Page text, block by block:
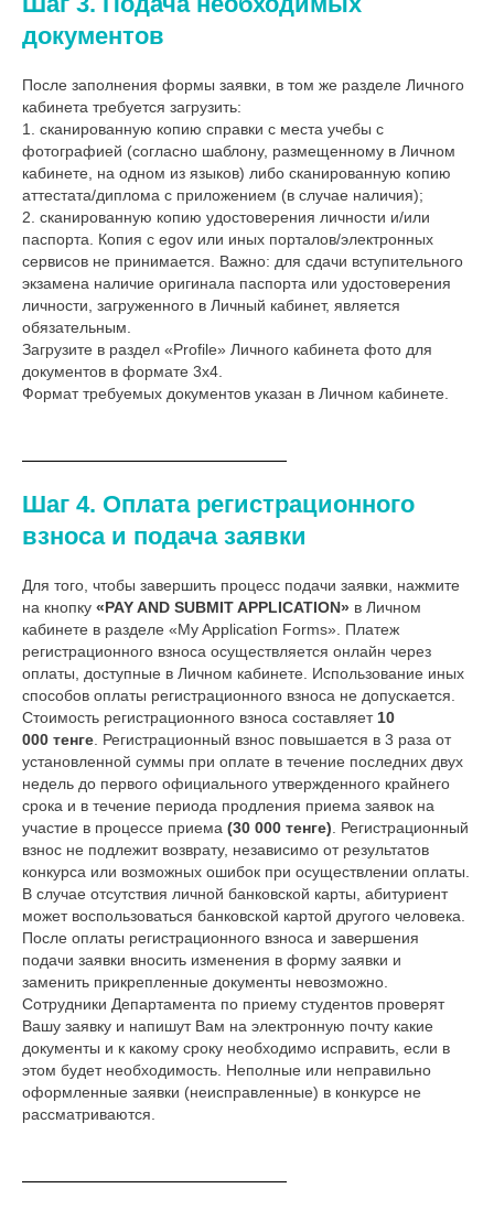
документов
После заполнения формы заявки, в том же разделе Личного
кабинета требуется загрузить:
1. сканированную копию справки с места учебы с
фотографией (согласно шаблону, размещенному в Личном
кабинете, на одном из языков) либо сканированную копию
аттестата/диплома с приложением (в случае наличия);
2. сканированную копию удостоверения личности и/или
паспорта. Копия с egov или иных порталов/электронных
сервисов не принимается. Важно: для сдачи вступительного
экзамена наличие оригинала паспорта или удостоверения
личности, загруженного в Личный кабинет, является
обязательным.
Загрузите в раздел «Profile» Личного кабинета фото для
документов в формате 3x4.
Формат требуемых документов указан в Личном кабинете.
Шаг 4. Оплата регистрационного
взноса и подача заявки
Для того, чтобы завершить процесс подачи заявки, нажмите
на кнопку «PAY AND SUBMIT APPLICATION» в Личном
кабинете в разделе «My Application Forms». Платеж
регистрационного взноса осуществляется онлайн через
оплаты, доступные в Личном кабинете. Использование иных
способов оплаты регистрационного взноса не допускается.
Стоимость регистрационного взноса составляет 10
000 тенге . Регистрационный взнос повышается в 3 раза от
установленной суммы при оплате в течение последних двух
недель до первого официального утвержденного крайнего
срока и в течение периода продления приема заявок на
участие в процессе приема (30 000 тенге) . Регистрационный
взнос не подлежит возврату, независимо от результатов
конкурса или возможных ошибок при осуществлении оплаты.
В случае отсутствия личной банковской карты, абитуриент
может воспользоваться банковской картой другого человека.
После оплаты регистрационного взноса и завершения
подачи заявки вносить изменения в форму заявки и
заменить прикрепленные документы невозможно.
Сотрудники Департамента по приему студентов проверят
Вашу заявку и напишут Вам на электронную почту какие
документы и к какому сроку необходимо исправить, если в
этом будет необходимость. Неполные или неправильно
оформленные заявки (неисправленные) в конкурсе не
рассматриваются.